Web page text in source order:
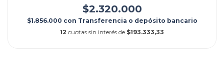
$2.320.000
$1.856.000 con Transferencia o depósito bancario
12 cuotas sin interés de $193.333,33